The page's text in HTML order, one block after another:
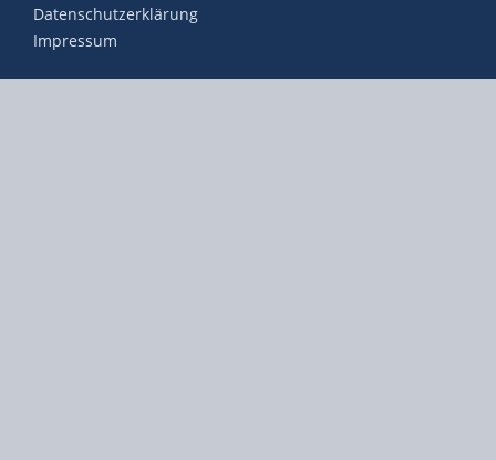
Datenschutzerklärung
Impressum